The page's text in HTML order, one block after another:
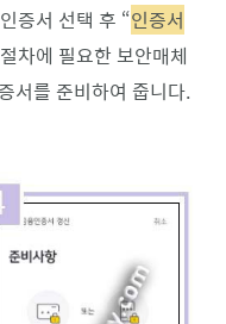
증서 선택 후 “인증서
차에 필요한 보안매체
서를 준비하여 줍니다.